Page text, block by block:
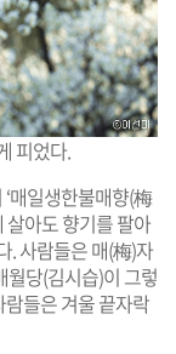
피었다.
매일생한불매향(梅
아도 향기를 팔아
. 사람들은 매(梅)자
월당(김시습)이 그렇
들은 겨울 끝자락